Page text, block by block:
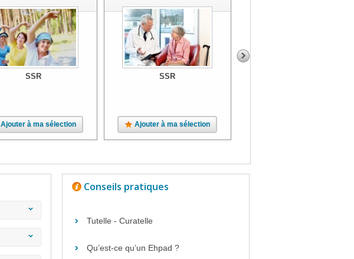
SSR
Ajouter à ma sélection
SSR
Ajouter à ma sélection
Conseils pratiques
Tutelle - Curatelle
Qu’est-ce qu’un Ehpad ?